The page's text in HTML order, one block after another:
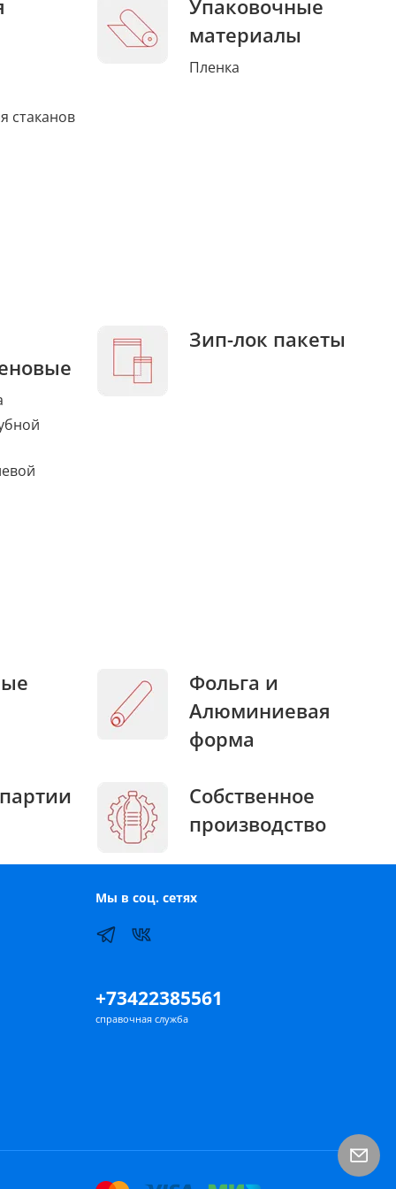
стаканов
Упаковочные
материалы
Пленка
Зип-лок пакеты
Фольга и
Алюминиевая
форма
Собственное
производство
Мы в соц. сетях
+73422385561
справочная служба